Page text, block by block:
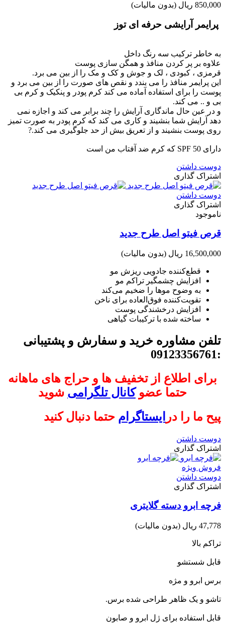
850,000 ریال (بدون مالیات)
پرایمر آرایشی حرفه ای توز
به خاطر ترکیب سه رنگ داخل
علاوه بر پر کردن منافذ و همگن سازی پوست
قرمزی ، کبودی ، لک و جوش و کک و مک را از بین می برد.
این پرایمر منافذ را می بندد و نقص های صورت را از بین می برد و
پوست را برای استفاده آماده می کند کرم پودر و پنکیک و کرم بی
بی و .. می کند.
و در عین حال ماندگاری آرایش را چند برابر می کند و اجازه نمی
دهد آرایش شما بنشیند و کاری می کند که کرم پودر به صورت تمیز
روی پوست بنشیند و از تعریق بیش از حد جلوگیری می کند.?
دارای SPF 50 که کرم ضد آفتاب من است
دوست داشتن
اشتراک گذاری
دوست داشتن
اشتراک گذاری
ناموجود
قرص فیتو اصل طرح جدید
16,500,000 ریال (بدون مالیات)
قطع‌کننده جادویی ریزش مو
افزایش چشمگیر تراکم مو
به وضوح موها را ضخیم می‌کند
تقویت‌کننده فوق‌العاده برای ناخن
افزایش درخشندگی پوست
ساخته شده با ترکیبات گیاهی
تلفن مشاوره خرید و سفارش و پشتیبانی
:09123356761
برای اطلاع از تخفیف ها و حراج های ماهانه
حتما عضوکانال تلگرامی شوید
پیح ما را در ایستاگرام حتما دنبال کنید
دوست داشتن
اشتراک گذاری
فروش ویژه
دوست داشتن
اشتراک گذاری
فرچه ابرو دسته گلایتری
47,778 ریال (بدون مالیات)
تراکم بالا
قابل شستشو
برس ابرو و مژه
تاشو و یک ظاهر طراحی شده برس.
قابل استفاده برای ژل ابرو و صابون